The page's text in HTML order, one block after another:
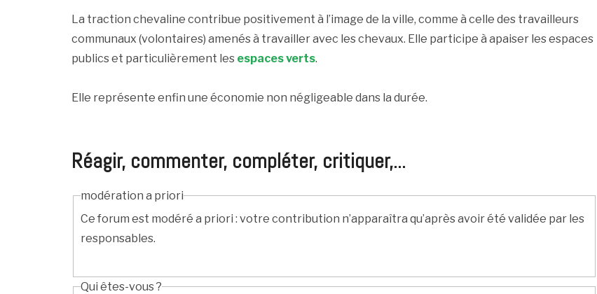
La traction chevaline contribue positivement à l’image de la ville, comme à celle des travailleurs
communaux (volontaires) amenés à travailler avec les chevaux. Elle participe à apaiser les espaces
publics et particulièrement les espaces verts.
Elle représente enfin une économie non négligeable dans la durée.
Réagir, commenter, compléter, critiquer,...
modération a priori
Ce forum est modéré a priori : votre contribution n’apparaîtra qu’après avoir été validée par les
responsables.
Qui êtes-vous ?